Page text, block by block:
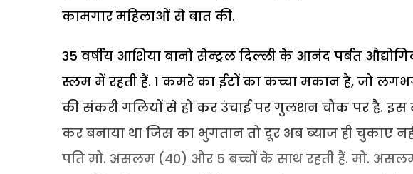
कामगार महिलाओं से बात की.
35 वर्षीय आशिया बानो सेन्ट्रल दिल्ली के आनंद पर्बत
स्लम में रहती हैं. 1 कमरे का ईंटों का कच्चा मकान है, जो
की संकरी गलियों से हो कर उंचाई पर गुलशन चौक पर है. इस
कर बनाया था जिस का भुगतान तो दूर अब ब्याज ही चुकाए
पति मो. असलम (40) और 5 बच्चों के साथ रहती हैं. मो. असलम